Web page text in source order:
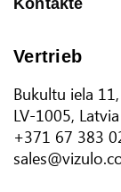
Vertrieb
Bukultu iela
LV-1005, Latvia
+371 67 383